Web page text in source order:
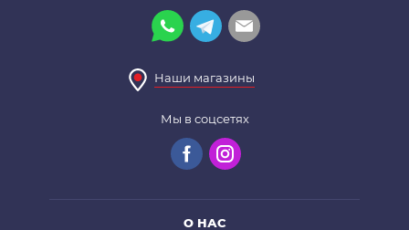
Наши магазины
Мы в соцсетях
О НАС